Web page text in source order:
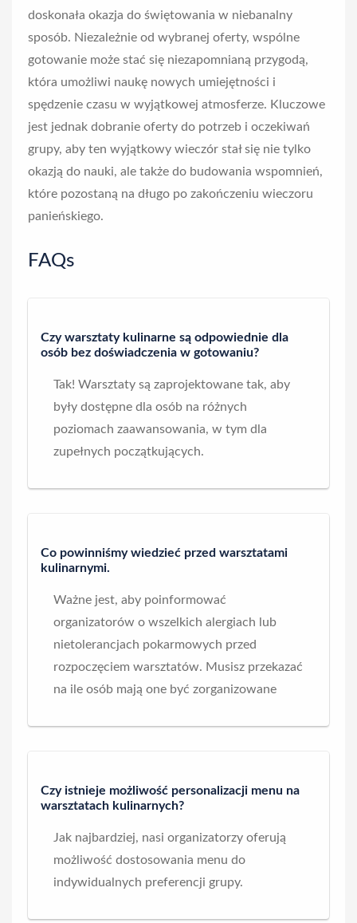
doskonała okazja do świętowania w niebanalny
sposób. Niezależnie od wybranej oferty, wspólne
gotowanie może stać się niezapomnianą przygodą,
która umożliwi naukę nowych umiejętności i
spędzenie czasu w wyjątkowej atmosferze. Kluczowe
jest jednak dobranie oferty do potrzeb i oczekiwań
grupy, aby ten wyjątkowy wieczór stał się nie tylko
okazją do nauki, ale także do budowania wspomnień,
które pozostaną na długo po zakończeniu wieczoru
panieńskiego.
FAQs
Czy warsztaty kulinarne są odpowiednie dla
osób bez doświadczenia w gotowaniu?
Tak! Warsztaty są zaprojektowane tak, aby
były dostępne dla osób na różnych
poziomach zaawansowania, w tym dla
zupełnych początkujących.
Co powinniśmy wiedzieć przed warsztatami
kulinarnymi.
Ważne jest, aby poinformować
organizatorów o wszelkich alergiach lub
nietolerancjach pokarmowych przed
rozpoczęciem warsztatów. Musisz przekazać
na ile osób mają one być zorganizowane
Czy istnieje możliwość personalizacji menu na
warsztatach kulinarnych?
Jak najbardziej, nasi organizatorzy oferują
możliwość dostosowania menu do
indywidualnych preferencji grupy.